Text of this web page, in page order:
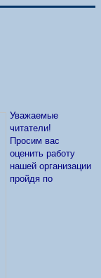
Уважаемые
читатели!
Просим вас
оценить работу
нашей организации
пройдя по